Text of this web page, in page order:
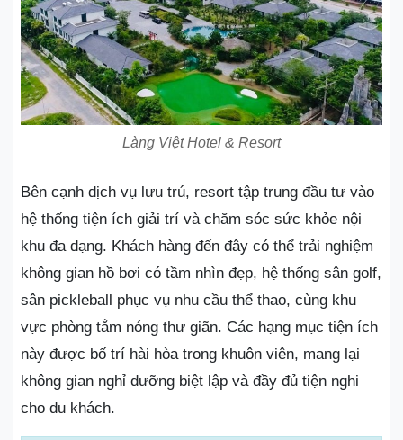
Làng Việt Hotel & Resort
Bên cạnh dịch vụ lưu trú, resort tập trung đầu tư vào
hệ thống tiện ích giải trí và chăm sóc sức khỏe nội
khu đa dạng. Khách hàng đến đây có thể trải nghiệm
không gian hồ bơi có tầm nhìn đẹp, hệ thống sân golf,
sân pickleball phục vụ nhu cầu thể thao, cùng khu
vực phòng tắm nóng thư giãn. Các hạng mục tiện ích
này được bố trí hài hòa trong khuôn viên, mang lại
không gian nghỉ dưỡng biệt lập và đầy đủ tiện nghi
cho du khách.